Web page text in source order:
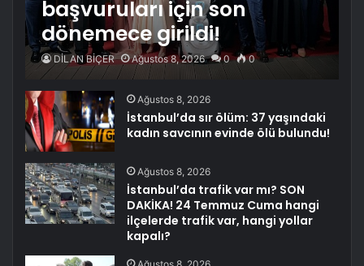
başvuruları için son
dönemece girildi!
DİLAN BİÇER Ağustos 8, 2026 0 0
Ağustos 8, 2026
İstanbul’da sır ölüm: 37 yaşındaki
kadın savcının evinde ölü bulundu!
Ağustos 8, 2026
İstanbul’da trafik var mı? SON
DAKİKA! 24 Temmuz Cuma hangi
ilçelerde trafik var, hangi yollar
kapalı?